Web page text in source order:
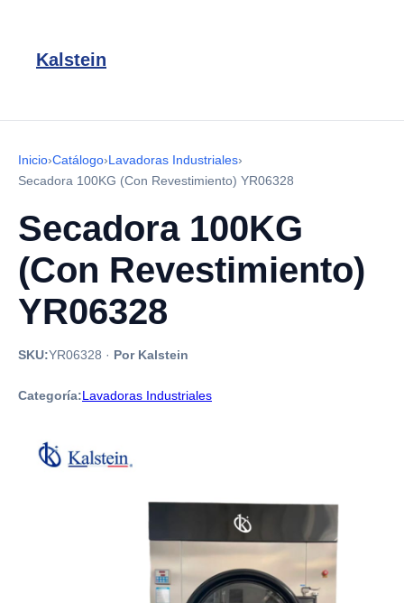
Kalstein
Inicio›Catálogo›Lavadoras Industriales›
Secadora 100KG (Con Revestimiento) YR06328
Secadora 100KG
(Con Revestimiento)
YR06328
SKU:YR06328 · Por Kalstein
Categoría:Lavadoras Industriales